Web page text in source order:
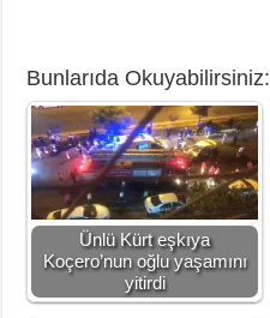
Bunlarıda Okuyabilirsiniz:
Ünlü Kürt eşkıya
Koçero’nun oğlu yaşamını
yitirdi